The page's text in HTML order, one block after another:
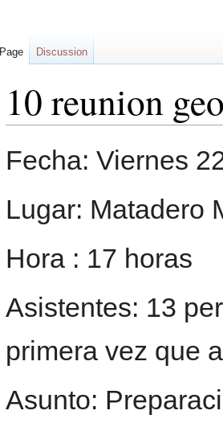
10 reunion
to
to
Fecha: Viernes
Lugar: Matadero
Hora : 17 horas
Asistentes: 13
primera vez que
Asunto:
Page Discussion